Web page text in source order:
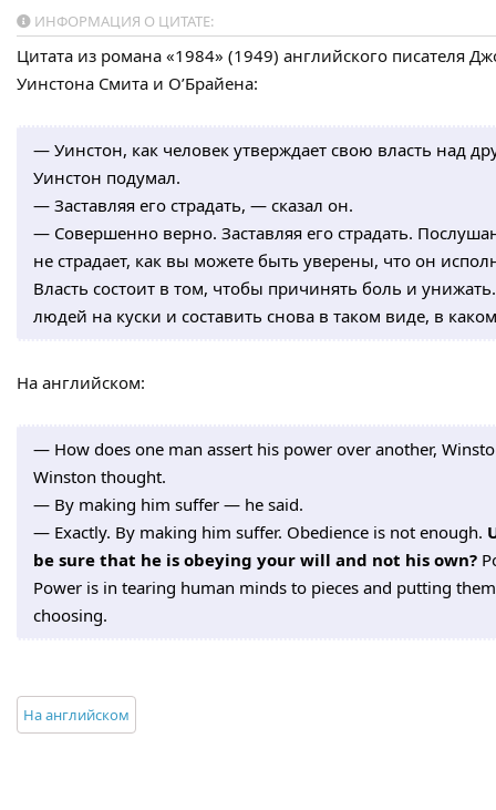
ИНФОРМАЦИЯ О ЦИТАТЕ:
Цитата из романа «1984» (1949) английского писателя
Уинстона Смита и О’Брайена:
— Уинстон, как человек утверждает свою власть над
Уинстон подумал.
— Заставляя его страдать, — сказал он.
— Совершенно верно. Заставляя его страдать.
не страдает, как вы можете быть уверены, что он
Власть состоит в том, чтобы причинять боль и
людей на куски и составить снова в таком виде, в
На английском:
— How does one man assert his power over another,
Winston thought.
— By making him suffer — he said.
— Exactly. By making him suffer. Obedience is not enough.
be sure that he is obeying your will and not his own?
Power is in tearing human minds to pieces and putting
choosing.
На английском